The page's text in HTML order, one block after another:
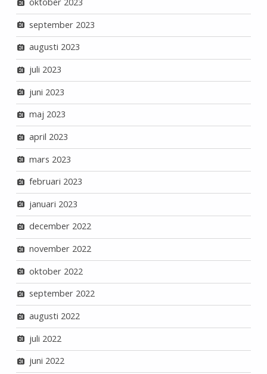
september 2023
augusti 2023
juli 2023
juni 2023
maj 2023
april 2023
mars 2023
februari 2023
januari 2023
december 2022
november 2022
oktober 2022
september 2022
augusti 2022
juli 2022
juni 2022